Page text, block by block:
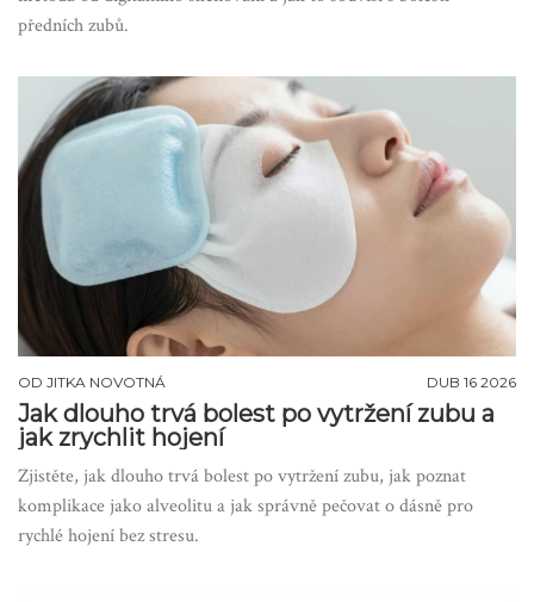
předních zubů.
OD JITKA NOVOTNÁ DUB 16 2026
Jak dlouho trvá bolest po vytržení zubu a
jak zrychlit hojení
Zjistěte, jak dlouho trvá bolest po vytržení zubu, jak poznat
komplikace jako alveolitu a jak správně pečovat o dásně pro
rychlé hojení bez stresu.